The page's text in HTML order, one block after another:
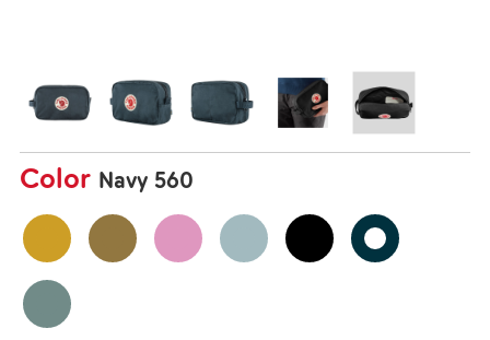
Color Navy 560